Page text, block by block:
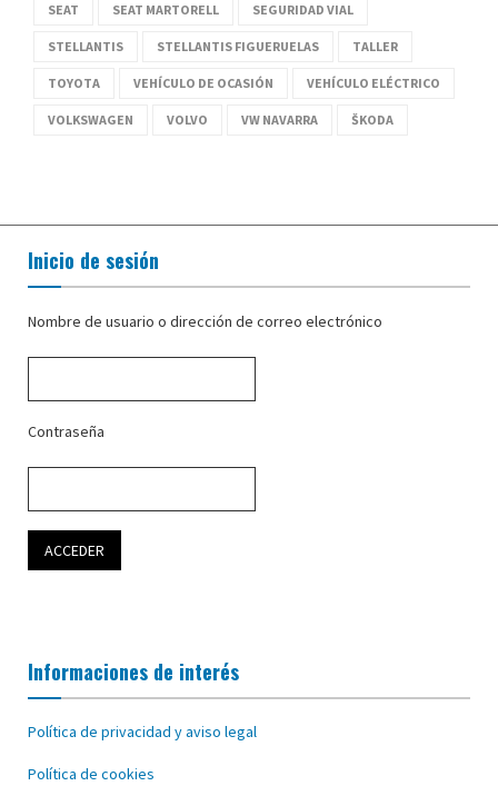
SEAT SEAT MARTORELL SEGURIDAD VIAL
STELLANTIS STELLANTIS FIGUERUELAS TALLER
TOYOTA VEHÍCULO DE OCASIÓN VEHÍCULO ELÉCTRICO
VOLKSWAGEN VOLVO VW NAVARRA ŠKODA
Inicio de sesión
Nombre de usuario o dirección de correo electrónico
Contraseña
Informaciones de interés
Política de privacidad y aviso legal
Política de cookies